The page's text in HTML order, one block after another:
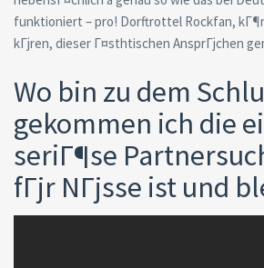
funktioniert – pro! Dorftrottel Rockfan,
kГјren, dieser Г¤sthtischen AnsprГјchen
Wo bin zu dem
gekommen ich die
seriГ¶se
fГјr NГјsse ist und